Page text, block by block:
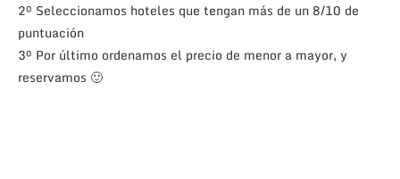
2º Seleccionamos hoteles que tengan más de un 8/10 de
puntuación
3º Por último ordenamos el precio de menor a mayor, y
reservamos 🙂